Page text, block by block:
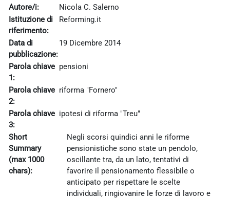
Autore/i:
Nicola C. Salerno
Istituzione di
riferimento:
Reforming.it
Data di
pubblicazione:
19 Dicembre 2014
Parola chiave
1:
pensioni
Parola chiave
2:
riforma "Fornero"
Parola chiave
3:
ipotesi di riforma "Treu"
Short
Summary
(max 1000
chars):
Negli scorsi quindici anni le riforme
pensionistiche sono state un pendolo,
oscillante tra, da un lato, tentativi di
favorire il pensionamento flessibile o
anticipato per rispettare le scelte
individuali, ringiovanire le forze di lavoro e